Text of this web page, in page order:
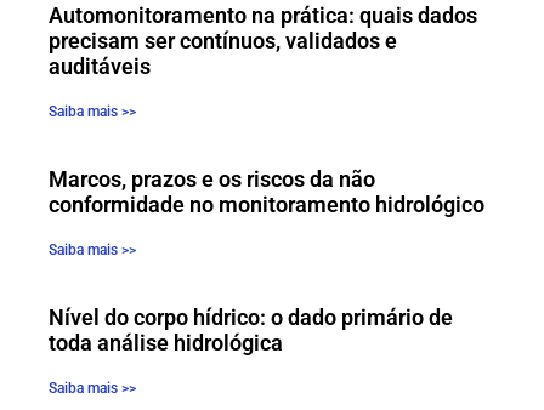
Automonitoramento na prática: quais dados
precisam ser contínuos, validados e
auditáveis
Saiba mais >>
Marcos, prazos e os riscos da não
conformidade no monitoramento hidrológico
Saiba mais >>
Nível do corpo hídrico: o dado primário de
toda análise hidrológica
Saiba mais >>